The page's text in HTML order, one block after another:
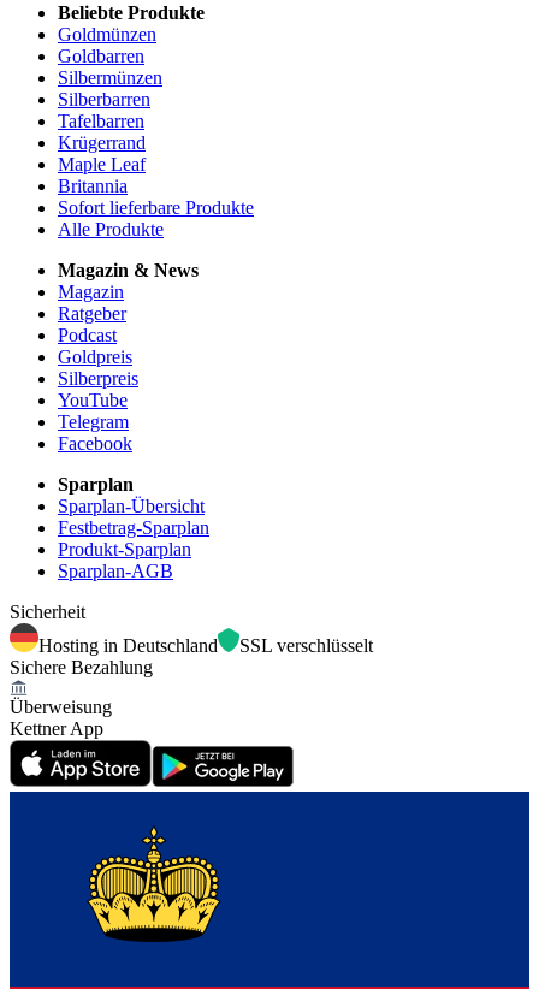
Beliebte Produkte
Goldmünzen
Goldbarren
Silbermünzen
Silberbarren
Tafelbarren
Krügerrand
Maple Leaf
Britannia
Sofort lieferbare Produkte
Alle Produkte
Magazin & News
Magazin
Ratgeber
Podcast
Goldpreis
Silberpreis
YouTube
Telegram
Facebook
Sparplan
Sparplan-Übersicht
Festbetrag-Sparplan
Produkt-Sparplan
Sparplan-AGB
Sicherheit
Hosting in Deutschland
SSL verschlüsselt
Sichere Bezahlung
Überweisung
Kettner App